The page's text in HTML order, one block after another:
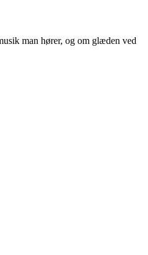
man hører, og om glæden ved